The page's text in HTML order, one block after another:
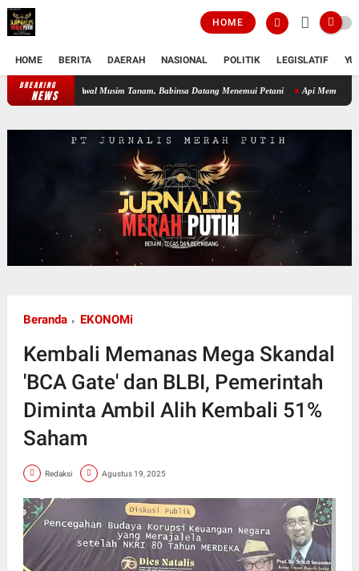
HOME
HOME BERITA DAERAH NASIONAL POLITIK LEGISLATIF
BREAKING
NEWS
Sawah di Awal Musim Tanam, Babinsa Datang Menemui Petani Api Membesar di
Beranda EKONOMi
Kembali Memanas Mega Skandal
'BCA Gate' dan BLBI, Pemerintah
Diminta Ambil Alih Kembali 51%
Saham
Redaksi Agustus 19, 2025